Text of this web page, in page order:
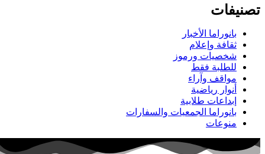
تصنيفات
بانوراما الأخبار
ثقافة وإعلام
شخصيات ورموز
للطلبة فقط
مواقف وآراء
أنوار رياضية
إبداعات طلابية
بانوراما الجمعيات والسفارات
منوعات